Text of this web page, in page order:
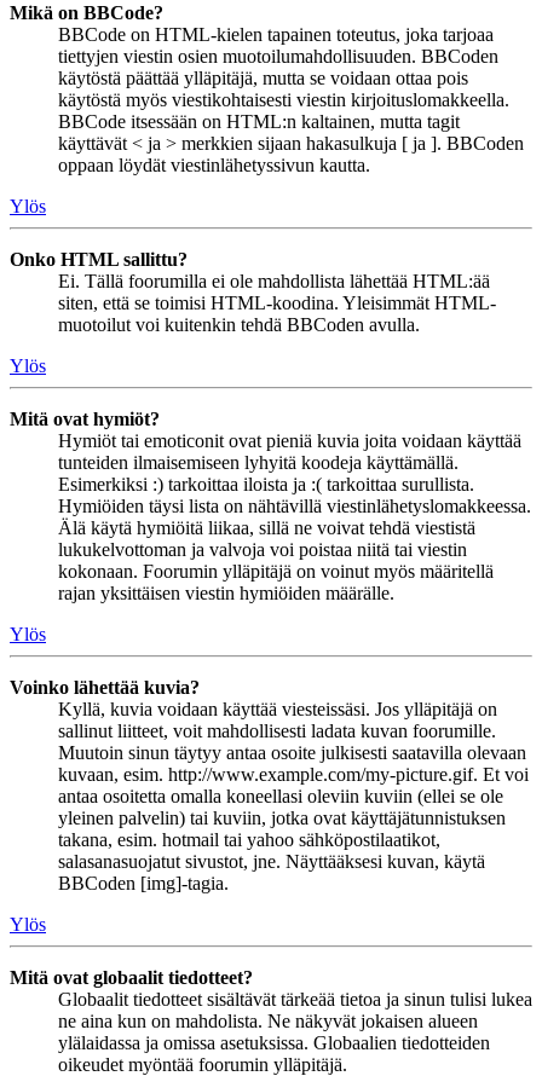
Mikä on BBCode?
BBCode on HTML-kielen tapainen toteutus, joka tarjoaa
tiettyjen viestin osien muotoilumahdollisuuden. BBCoden
käytöstä päättää ylläpitäjä, mutta se voidaan ottaa pois
käytöstä myös viestikohtaisesti viestin kirjoituslomakkeella.
BBCode itsessään on HTML:n kaltainen, mutta tagit
käyttävät < ja > merkkien sijaan hakasulkuja [ ja ]. BBCoden
oppaan löydät viestinlähetyssivun kautta.
Ylös
Onko HTML sallittu?
Ei. Tällä foorumilla ei ole mahdollista lähettää HTML:ää
siten, että se toimisi HTML-koodina. Yleisimmät HTML-
muotoilut voi kuitenkin tehdä BBCoden avulla.
Ylös
Mitä ovat hymiöt?
Hymiöt tai emoticonit ovat pieniä kuvia joita voidaan käyttää
tunteiden ilmaisemiseen lyhyitä koodeja käyttämällä.
Esimerkiksi :) tarkoittaa iloista ja :( tarkoittaa surullista.
Hymiöiden täysi lista on nähtävillä viestinlähetyslomakkeessa.
Älä käytä hymiöitä liikaa, sillä ne voivat tehdä viestistä
lukukelvottoman ja valvoja voi poistaa niitä tai viestin
kokonaan. Foorumin ylläpitäjä on voinut myös määritellä
rajan yksittäisen viestin hymiöiden määrälle.
Ylös
Voinko lähettää kuvia?
Kyllä, kuvia voidaan käyttää viesteissäsi. Jos ylläpitäjä on
sallinut liitteet, voit mahdollisesti ladata kuvan foorumille.
Muutoin sinun täytyy antaa osoite julkisesti saatavilla olevaan
kuvaan, esim. http://www.example.com/my-picture.gif. Et voi
antaa osoitetta omalla koneellasi oleviin kuviin (ellei se ole
yleinen palvelin) tai kuviin, jotka ovat käyttäjätunnistuksen
takana, esim. hotmail tai yahoo sähköpostilaatikot,
salasanasuojatut sivustot, jne. Näyttääksesi kuvan, käytä
BBCoden [img]-tagia.
Ylös
Mitä ovat globaalit tiedotteet?
Globaalit tiedotteet sisältävät tärkeää tietoa ja sinun tulisi lukea
ne aina kun on mahdolista. Ne näkyvät jokaisen alueen
ylälaidassa ja omissa asetuksissa. Globaalien tiedotteiden
oikeudet myöntää foorumin ylläpitäjä.